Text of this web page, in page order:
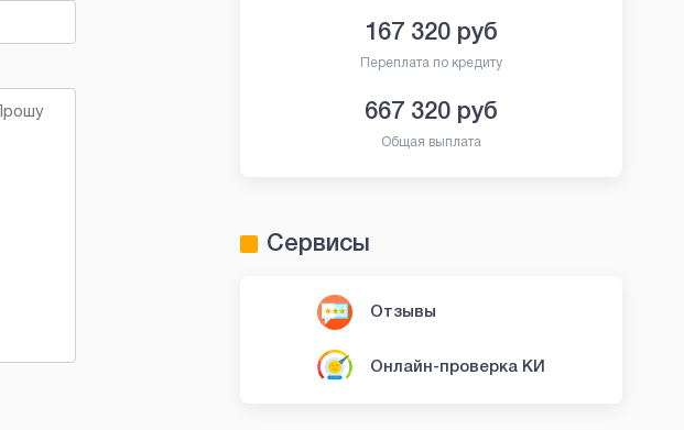
167 320 руб
Переплата по кредиту
667 320 руб
Общая выплата
Сервисы
Отзывы
Онлайн-проверка КИ